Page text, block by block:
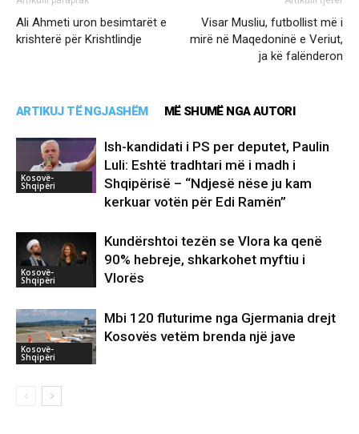
Ali Ahmeti uron besimtarët e
krishterë për Krishtlindje
Visar Musliu, futbollist më i
mirë në Maqedoninë e Veriut,
ja kë falënderon
ARTIKUJ TË NGJASHËM MË SHUMË NGA AUTORI
Kosovë-
Shqipëri
Ish-kandidati i PS per deputet, Paulin
Luli: Eshtë tradhtari më i madh i
Shqipërisë – “Ndjesë nëse ju kam
kerkuar votën për Edi Ramën”
Kosovë-
Shqipëri
Kundërshtoi tezën se Vlora ka qenë
90% hebreje, shkarkohet myftiu i
Vlorës
Kosovë-
Shqipëri
Mbi 120 fluturime nga Gjermania drejt
Kosovës vetëm brenda një jave